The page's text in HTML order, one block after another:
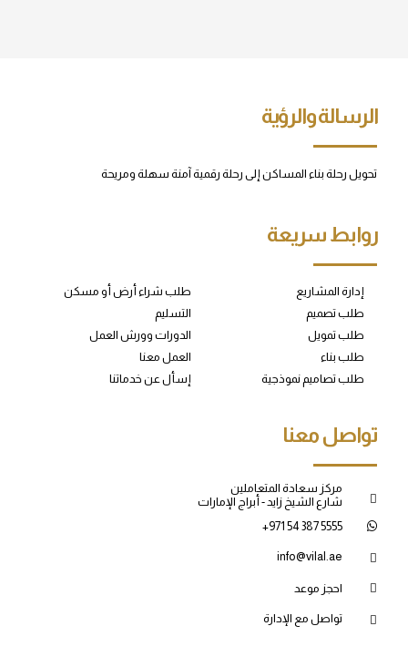
الرسالة والرؤية
تحويل رحلة بناء المساكن إلى رحلة رقمية آمنة سهلة ومريحة
روابط سريعة
إدارة المشاريع
طلب تصميم
طلب تمويل
طلب بناء
طلب تصاميم نموذجية
طلب شراء أرض أو مسكن
التسليم
الدورات وورش العمل
العمل معنا
إسأل عن خدماتنا
تواصل معنا
مركز سعادة المتعاملين
شارع الشيخ زايد - أبراج الإمارات
+971 54 387 5555
info@vilal.ae
احجز موعد
تواصل مع الإدارة